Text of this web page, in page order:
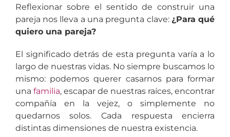
Reflexionar sobre el sentido de construir una
pareja nos lleva a una pregunta clave: ¿Para qué
quiero una pareja?
El significado detrás de esta pregunta varía a lo
largo de nuestras vidas. No siempre buscamos lo
mismo: podemos querer casarnos para formar
una familia, escapar de nuestras raíces, encontrar
compañía en la vejez, o simplemente no
quedarnos solos. Cada respuesta encierra
distintas dimensiones de nuestra existencia.